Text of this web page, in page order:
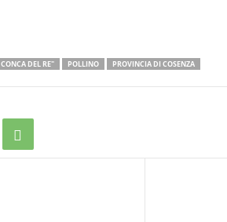
CONCA DEL RE" POLLINO PROVINCIA DI COSENZA